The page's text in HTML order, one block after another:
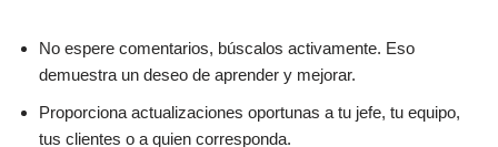
No espere comentarios, búscalos activamente. Eso
demuestra un deseo de aprender y mejorar.
Proporciona actualizaciones oportunas a tu jefe, tu equipo,
tus clientes o a quien corresponda.